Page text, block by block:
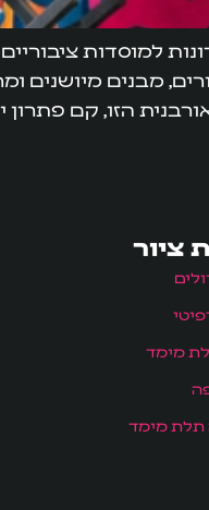
למוסדות
מבנים מיושנים
הזו, קם
ציור
מימד
תלת מימד